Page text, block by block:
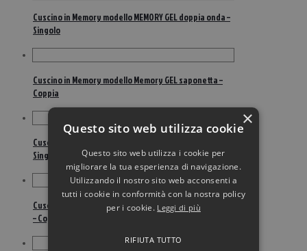
Cuscino in Memory modello MEMORY GEL doppia onda –
Singolo
Cuscino in Memory modello Memory GEL saponetta –
Coppia
Cuscino in Memory modello Memory GEL saponetta –
Singolo
Cuscino in Memory modello SLOW MEMORY Doppia Onda
– Coppia
×
Questo sito web utilizza cookie
Questo sito web utilizza i cookie per
migliorare la tua esperienza di navigazione.
Utilizzando il nostro sito web acconsenti a
tutti i cookie in conformità con la nostra policy
per i cookie. Leggi di più
RIFIUTA TUTTO